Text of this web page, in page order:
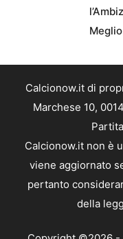
Calcionow.it di
Marchese 10,
Calcionow.it non è
viene aggiornato
pertanto
della